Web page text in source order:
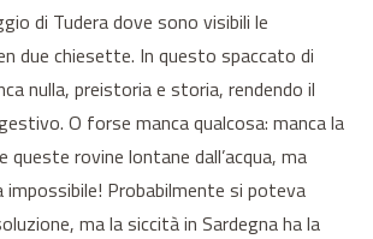
di Tudera dove sono visibili le
due chiesette. In questo spaccato di
nulla, preistoria e storia, rendendo il
O forse manca qualcosa: manca la
queste rovine lontane dall’acqua, ma
impossibile! Probabilmente si poteva
ma la siccità in Sardegna ha la